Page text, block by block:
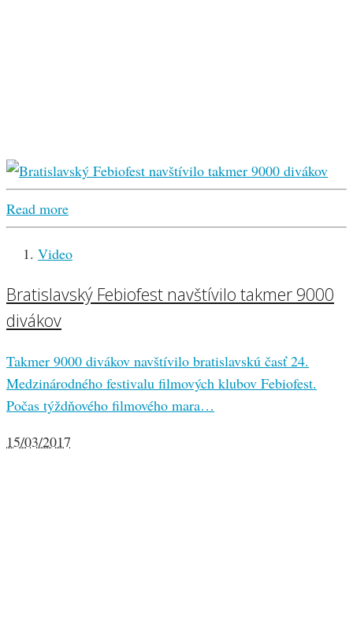
Read more
Video
Bratislavský Febiofest navštívilo takmer 9000
divákov
Takmer 9000 divákov navštívilo bratislavskú časť 24.
Medzinárodného festivalu filmových klubov Febiofest.
Počas týždňového filmového mara…
15/03/2017